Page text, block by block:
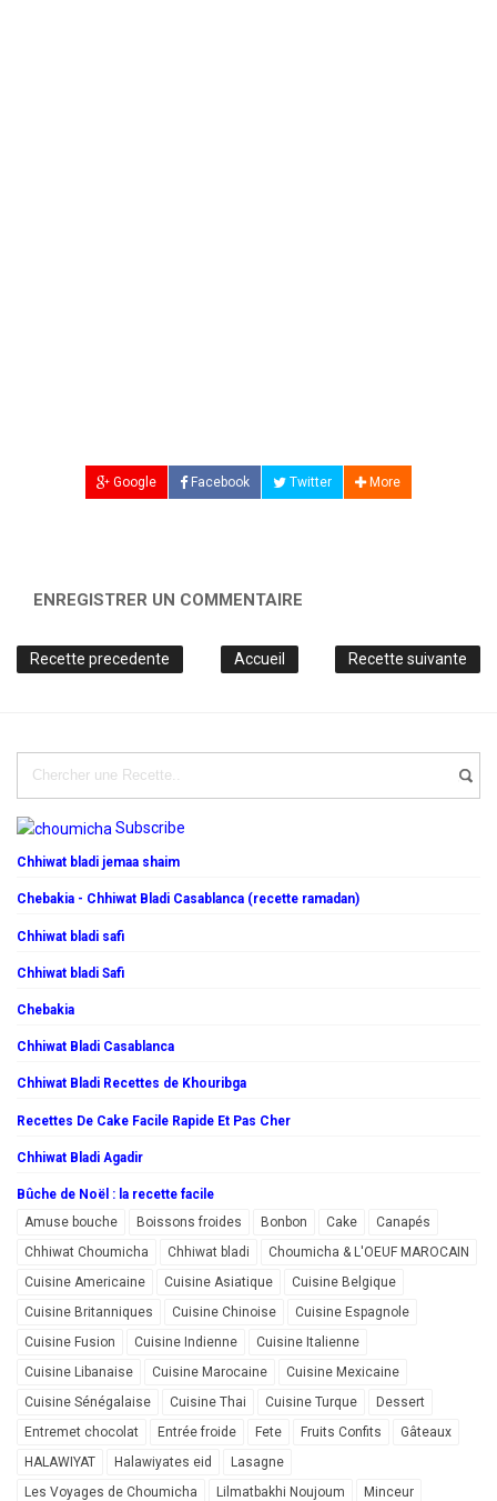
Google Facebook Twitter More
ENREGISTRER UN COMMENTAIRE
Recette precedente Recette suivante
Accueil
Subscribe
Chhiwat bladi jemaa shaim
Chebakia - Chhiwat Bladi Casablanca (recette ramadan)
Chhiwat bladi safi
Chhiwat bladi Safi
Chebakia
Chhiwat Bladi Casablanca
Chhiwat Bladi Recettes de Khouribga
Recettes De Cake Facile Rapide Et Pas Cher
Chhiwat Bladi Agadir
Bûche de Noël : la recette facile
Amuse bouche
Boissons froides Bonbon Cake
Canapés
Chhiwat Choumicha
Chhiwat bladi
Choumicha & L'OEUF MAROCAIN
Cuisine Americaine
Cuisine Asiatique
Cuisine Belgique
Cuisine Britanniques
Cuisine Chinoise
Cuisine Espagnole
Cuisine Fusion
Cuisine Indienne
Cuisine Italienne
Cuisine Libanaise
Cuisine Marocaine
Cuisine Mexicaine
Cuisine Sénégalaise
Cuisine Thai Cuisine Turque
Dessert
Entremet chocolat
Entrée froide Fete Fruits Confits
Gâteaux
HALAWIYAT
Halawiyates eid
Lasagne
Les Voyages de Choumicha
Lilmatbakhi Noujoum Minceur